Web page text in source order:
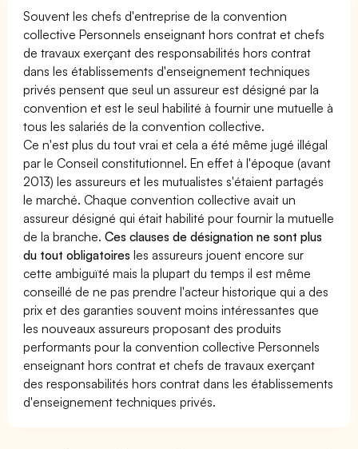
Souvent les chefs d'entreprise de la convention
collective Personnels enseignant hors contrat et chefs
de travaux exerçant des responsabilités hors contrat
dans les établissements d'enseignement techniques
privés pensent que seul un assureur est désigné par la
convention et est le seul habilité à fournir une mutuelle à
tous les salariés de la convention collective.
Ce n'est plus du tout vrai et cela a été même jugé illégal
par le Conseil constitutionnel. En effet à l'époque (avant
2013) les assureurs et les mutualistes s'étaient partagés
le marché. Chaque convention collective avait un
assureur désigné qui était habilité pour fournir la mutuelle
de la branche.Ces clauses de désignation ne sont plus
du tout obligatoires les assureurs jouent encore sur
cette ambiguïté mais la plupart du temps il est même
conseillé de ne pas prendre l'acteur historique qui a des
prix et des garanties souvent moins intéressantes que
les nouveaux assureurs proposant des produits
performants pour la convention collective Personnels
enseignant hors contrat et chefs de travaux exerçant
des responsabilités hors contrat dans les établissements
d'enseignement techniques privés.